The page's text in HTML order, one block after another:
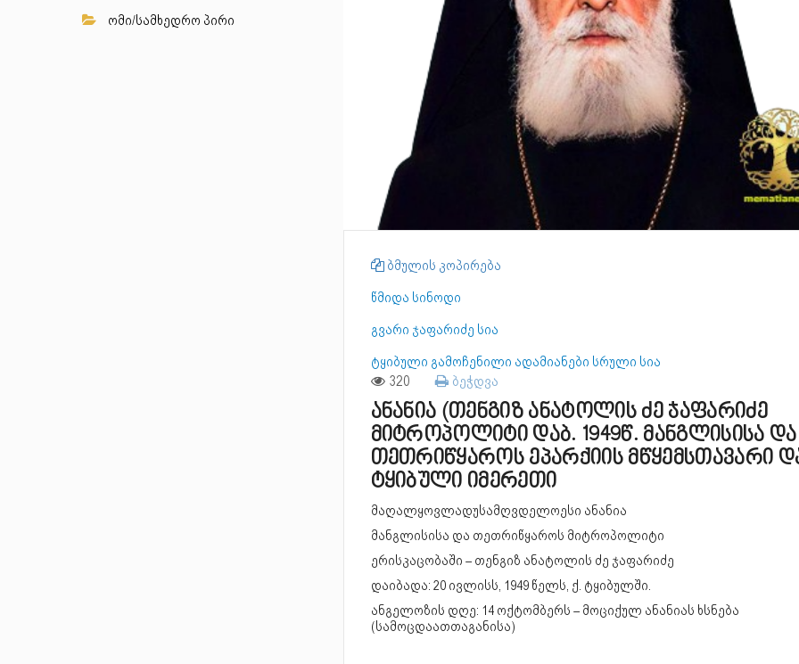
ომი/სამხედრო პირი
ბმულის კოპირება
წმიდა სინოდი
გვარი ჯაფარიძე სია
ტყიბული გამოჩენილი ადამიანები სრული სია
320 ბეჭდვა
ანანია (თენგიზ ანატოლის ძე ჯაფარიძე
მიტროპოლიტი დაბ. 1949წ. მანგლისისა და
თეთრიწყაროს ეპარქიის მწყემსთავარი
ტყიბული იმერეთი
მაღალყოვლადუსამღვდელოესი ანანია
მანგლისისა და თეთრიწყაროს მიტროპოლიტი
ერისკაცობაში – თენგიზ ანატოლის ძე ჯაფარიძე
დაიბადა: 20 ივლისს, 1949 წელს, ქ. ტყიბულში.
ანგელოზის დღე: 14 ოქტომბერს – მოციქულ ანანიას ხსნება
(სამოცდაათთაგანისა)